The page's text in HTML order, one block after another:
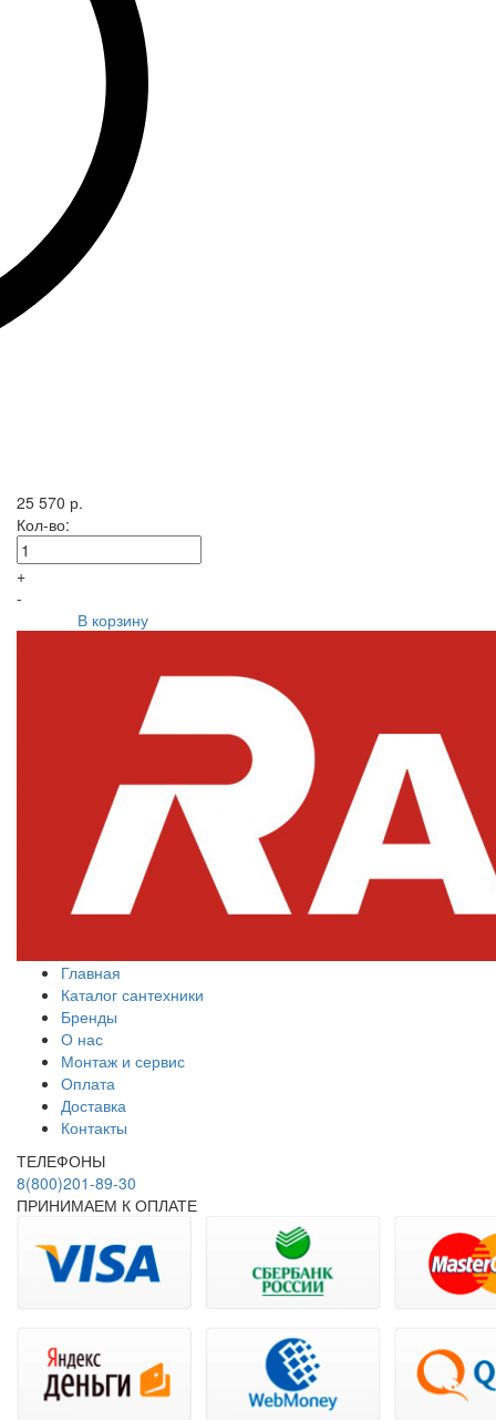
25 570 р.
Кол-во:
+
-
В корзину
Главная
Каталог сантехники
Бренды
О нас
Монтаж и сервис
Оплата
Доставка
Контакты
ТЕЛЕФОНЫ
8(800)201-89-30
ПРИНИМАЕМ К ОПЛАТЕ